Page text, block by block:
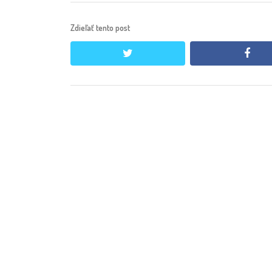
Zdieľať tento post
twitter